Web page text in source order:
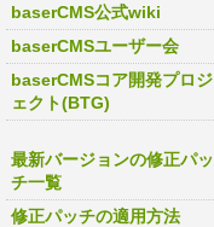
baserCMS公式wiki
baserCMSユーザー会
baserCMSコア開発プロジ
ェクト(BTG)
最新バージョンの修正パッ
チ一覧
修正パッチの適用方法